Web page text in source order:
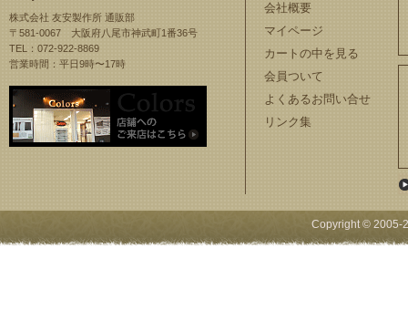
株式会社 友安製作所 通販部
〒581-0067 大阪府八尾市神武町1番36号
TEL：072-922-8869
営業時間：平日9時〜17時
会社概要
マイページ
カートの中を見る
会員ついて
よくあるお問い合せ
リンク集
Copyright © 2005-